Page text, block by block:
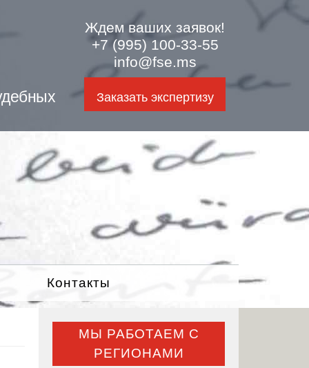
Ждем ваших заявок!
+7 (995) 100-33-55
info@fse.ms
Заказать экспертизу
Контакты
МЫ РАБОТАЕМ С
РЕГИОНАМИ